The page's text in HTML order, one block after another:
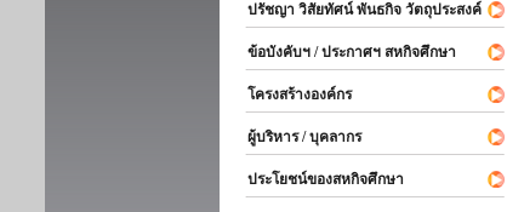
ปรัชญา วิสัยทัศน์ พันธกิจ วัตถุประสงค์
ข้อบังคับฯ / ประกาศฯ สหกิจศึกษา
โครงสร้างองค์กร
ผู้บริหาร / บุคลากร
ประโยชน์ของสหกิจศึกษา